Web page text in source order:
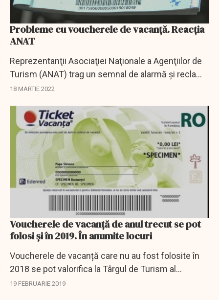
Probleme cu voucherele de vacanță. Reacția
ANAT
Reprezentanţii Asociaţiei Naţionale a Agenţiilor de
Turism (ANAT) trag un semnal de alarmă și reclamă
întârzierea acordării voucherelor de vacanţă.
18 MARTIE 2022
Voucherele de vacanță de anul trecut se pot
folosi şi în 2019. În anumite locuri
Voucherele de vacanță care nu au fost folosite în
2018 se pot valorifica la Târgul de Turism al
României de la Romexpo(TTR) și alte târguri de
19 FEBRUARIE 2019